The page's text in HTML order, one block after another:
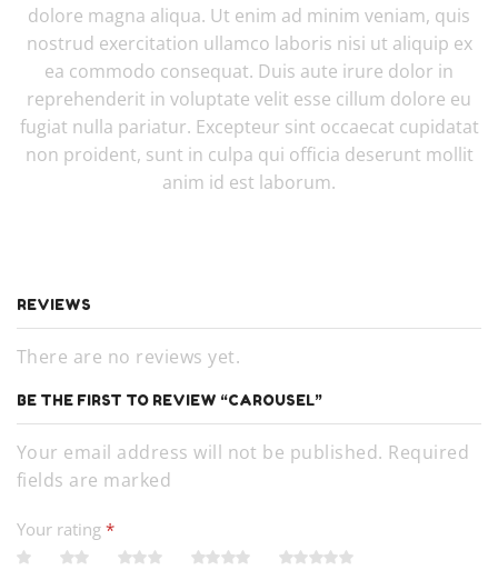
dolore magna aliqua. Ut enim ad minim veniam, quis
nostrud exercitation ullamco laboris nisi ut aliquip ex
ea commodo consequat. Duis aute irure dolor in
reprehenderit in voluptate velit esse cillum dolore eu
fugiat nulla pariatur. Excepteur sint occaecat cupidatat
non proident, sunt in culpa qui officia deserunt mollit
anim id est laborum.
REVIEWS
There are no reviews yet.
BE THE FIRST TO REVIEW “CAROUSEL”
Your email address will not be published. Required
fields are marked
Your rating *